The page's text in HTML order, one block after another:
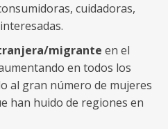
cuidadoras,
migrante en el
en todos los
al gran número de mujeres
han huido de regiones en